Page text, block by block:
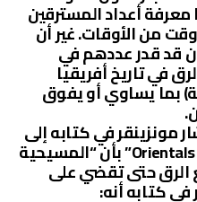
معرفة أعداد المسترقين
من الأوقات. غير أن
قد قدر عددهم في
في تاريخ أفريقيا
بما يساوي أو يفوق
مونزينقر في كتابه إلى
إيمان “الشرقيين Orientals” بأن “المسيحية
الرق حتى تقضي على
في كتابه أنه: